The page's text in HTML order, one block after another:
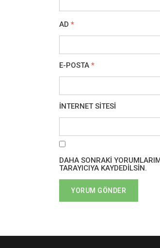
AD *
E-POSTA *
İNTERNET SITESI
DAHA SONRAKI
TARAYICIYA KAYDEDILSIN.